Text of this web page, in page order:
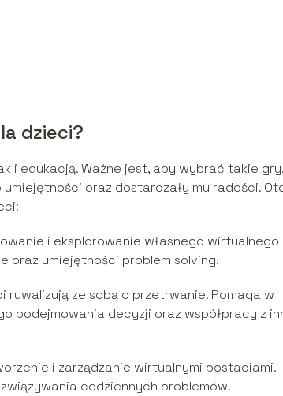
dzieci?
i edukacją. Ważne jest, aby wybrać takie gry,
oraz dostarczały mu radości.
i eksplorowanie własnego wirtualnego
oraz umiejętności problem solving.
ze sobą o przetrwanie. Pomaga w
podejmowania decyzji oraz współpracy z
i zarządzanie wirtualnymi postaciami.
codziennych problemów.